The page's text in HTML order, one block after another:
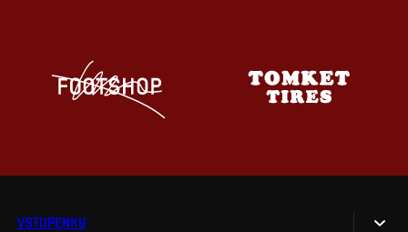
VSTUPENKY